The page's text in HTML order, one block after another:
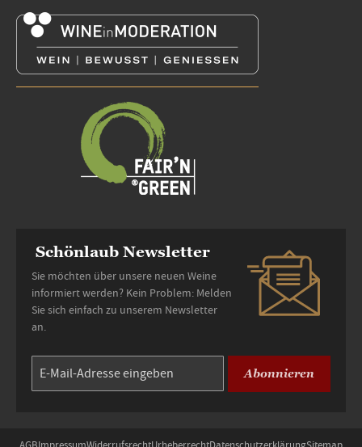
Schönlaub Newsletter
Sie möchten über unsere neuen Weine
informiert werden? Kein Problem: Melden
Sie sich einfach zu unserem Newsletter
an.
Abonnieren